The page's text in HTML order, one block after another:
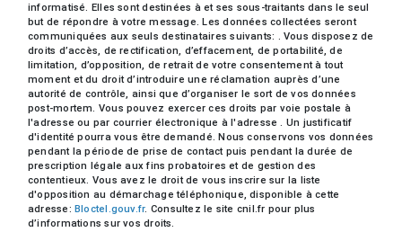
informatisé. Elles sont destinées à et ses sous-traitants dans le seul
but de répondre à votre message. Les données collectées seront
communiquées aux seuls destinataires suivants: . Vous disposez de
droits d’accès, de rectification, d’effacement, de portabilité, de
limitation, d’opposition, de retrait de votre consentement à tout
moment et du droit d’introduire une réclamation auprès d’une
autorité de contrôle, ainsi que d’organiser le sort de vos données
post-mortem. Vous pouvez exercer ces droits par voie postale à
l'adresse ou par courrier électronique à l'adresse . Un justificatif
d'identité pourra vous être demandé. Nous conservons vos données
pendant la période de prise de contact puis pendant la durée de
prescription légale aux fins probatoires et de gestion des
contentieux. Vous avez le droit de vous inscrire sur la liste
d'opposition au démarchage téléphonique, disponible à cette
adresse:Bloctel.gouv.fr. Consultez le site cnil.fr pour plus
d’informations sur vos droits.